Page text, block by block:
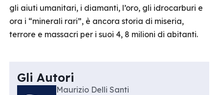
gli aiuti umanitari, i diamanti, l’oro, gli idrocarburi e
ora i “minerali rari”, è ancora storia di miseria,
terrore e massacri per i suoi 4, 8 milioni di abitanti.
Gli Autori
Maurizio Delli Santi